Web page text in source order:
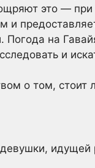
это —
и
Погода на
и
о том, стоит